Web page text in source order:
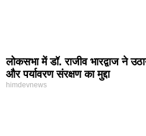
लोकसभा में डॉ. राजीव भारद्वाज ने
और पर्यावरण संरक्षण का मुद्दा
himdevnews